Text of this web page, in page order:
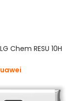
Chem RESU 10H